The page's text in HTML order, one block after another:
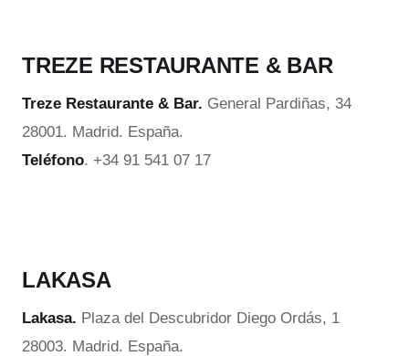
TREZE RESTAURANTE & BAR
Treze Restaurante & Bar. General Pardiñas, 34
28001. Madrid. España.
Teléfono. +34 91 541 07 17
LAKASA
Lakasa. Plaza del Descubridor Diego Ordás, 1
28003. Madrid. España.